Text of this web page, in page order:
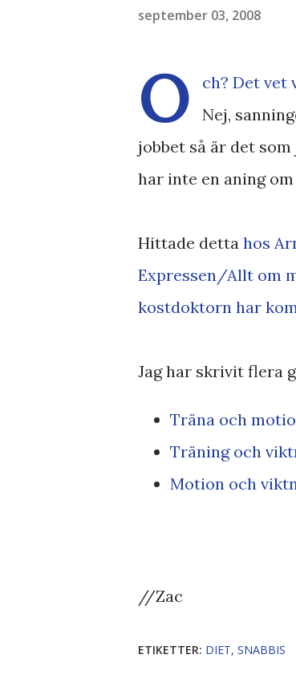
september 03, 2008
O
ch? Det vet
Nej,
jobbet så är det
har inte en aning
Hittade detta hos
Expressen/Allt om
kostdoktorn har
Jag har skrivit flera
Träna och
Träning och
Motion och
//Zac
ETIKETTER: DIET SNABBIS